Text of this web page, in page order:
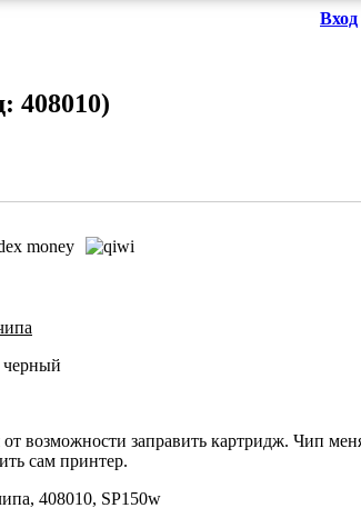
Вход
408010)
черный
возможности заправить картридж. Чип
сам принтер.
408010, SP150w